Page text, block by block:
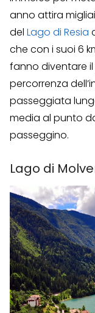
anno attira
del Lago di Resia
che con i suoi 6
fanno diventare il
percorrenza
passeggiata
media al punto
passeggino.
Lago di